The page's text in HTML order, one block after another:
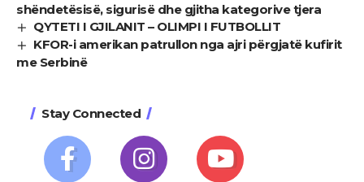
shëndetësisë, sigurisë dhe gjitha kategorive tjera
QYTETI I GJILANIT – OLIMPI I FUTBOLLIT
KFOR-i amerikan patrullon nga ajri përgjatë kufirit
me Serbinë
Stay Connected